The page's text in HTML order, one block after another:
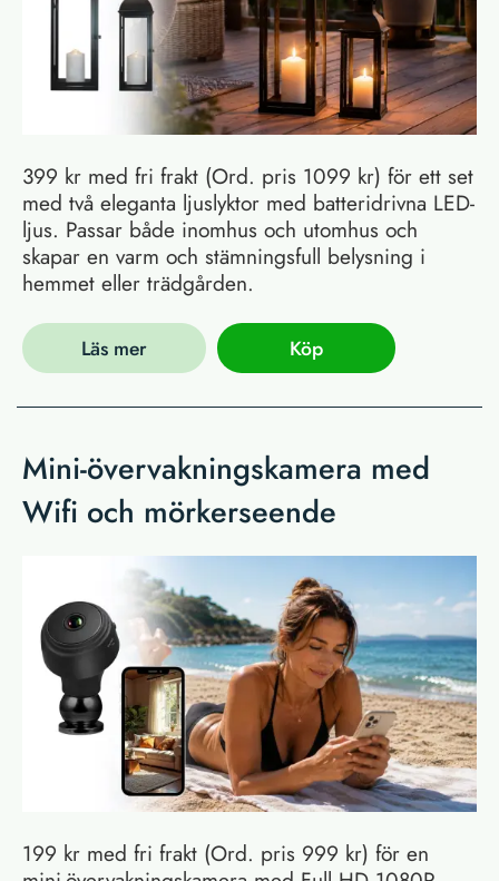
399 kr med fri frakt (Ord. pris 1099 kr) för ett set
med två eleganta ljuslyktor med batteridrivna LED-
ljus. Passar både inomhus och utomhus och
skapar en varm och stämningsfull belysning i
hemmet eller trädgården.
Läs mer Köp
Mini-övervakningskamera med
Wifi och mörkerseende
199 kr med fri frakt (Ord. pris 999 kr) för en